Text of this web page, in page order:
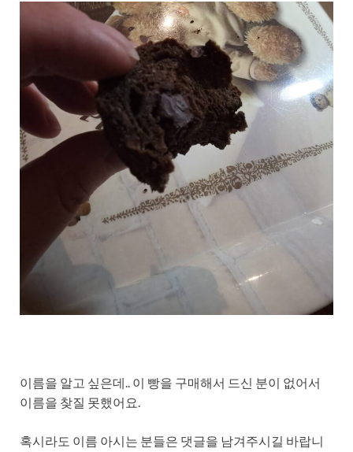
이름을 알고 싶은데.. 이 빵을 구매해서 드신 분이 없어서
이름을 찾질 못했어요.
혹시라도 이름 아시는 분들은 댓글을 남겨주시길 바랍니